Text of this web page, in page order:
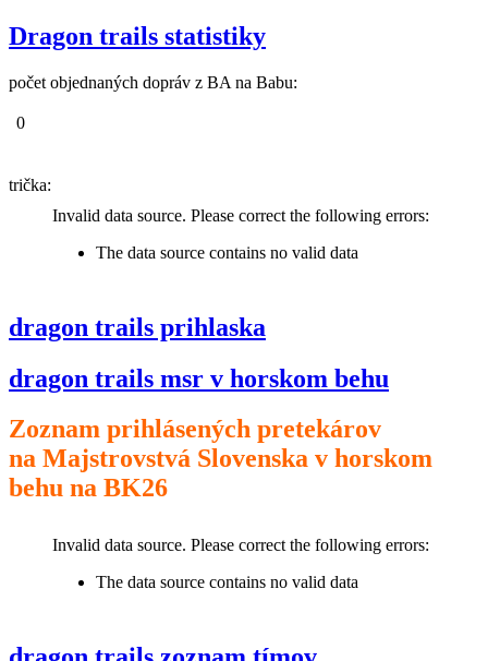
Dragon trails statistiky
počet objednaných dopráv z BA na Babu:
0
trička:
Invalid data source. Please correct the following errors:
The data source contains no valid data
dragon trails prihlaska
dragon trails msr v horskom behu
Zoznam prihlásených pretekárov
na Majstrovstvá Slovenska v horskom
behu na BK26
Invalid data source. Please correct the following errors:
The data source contains no valid data